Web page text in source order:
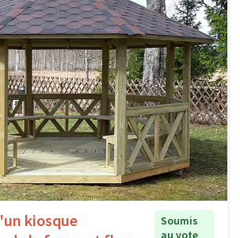
kiosque
Soumis
au vote